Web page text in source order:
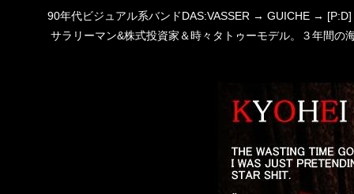
90年代ビジュアル系バンドDAS:VASSER → GUICHE →
サラリーマン&株式投資家＆時々タトゥーモデル。３年間